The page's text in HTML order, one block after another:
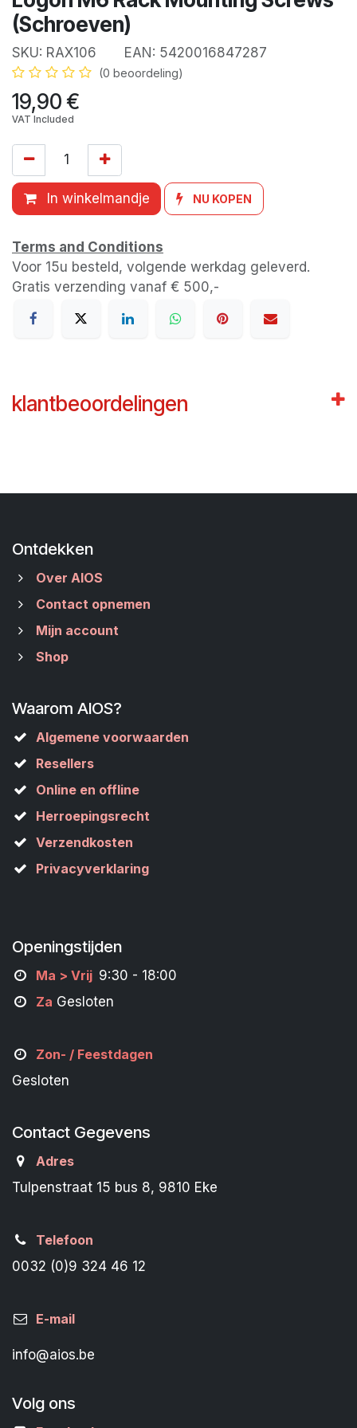
(Schroeven)
SKU: RAX106 EAN: 5420016847287
(0 beoordeling)
19,90€
VAT Included
In winkelmandje NU KOPEN
Terms and Conditions
Voor 15u besteld, volgende werkdag geleverd.
Gratis verzending vanaf € 500,-
klantbeoordelingen
Ontdekken
Over AIOS
Contact opnemen
Mijn account
Shop
Waarom AIOS?
Algemene voorwaarden
Resellers
Online en offline
Herroepingsrecht
Verzendkosten
Privacyverklaring
Openingstijden
Ma > Vrij 9:30 - 18:00
Za Gesloten
Zon- / Feestdagen
Gesloten
Contact Gegevens
Adres
Tulpenstraat 15 bus 8, 9810 Eke
Telefoon
0032 (0)9 324 46 12
E-mail
info@aios.be
Volg ons